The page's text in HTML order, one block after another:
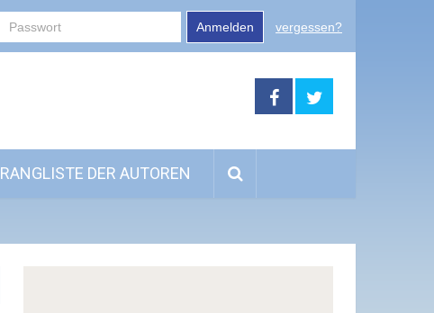
Anmelden vergessen?
RANGLISTE DER AUTOREN